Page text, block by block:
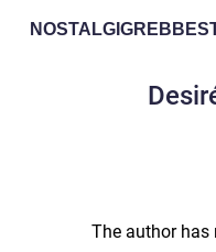
The author has